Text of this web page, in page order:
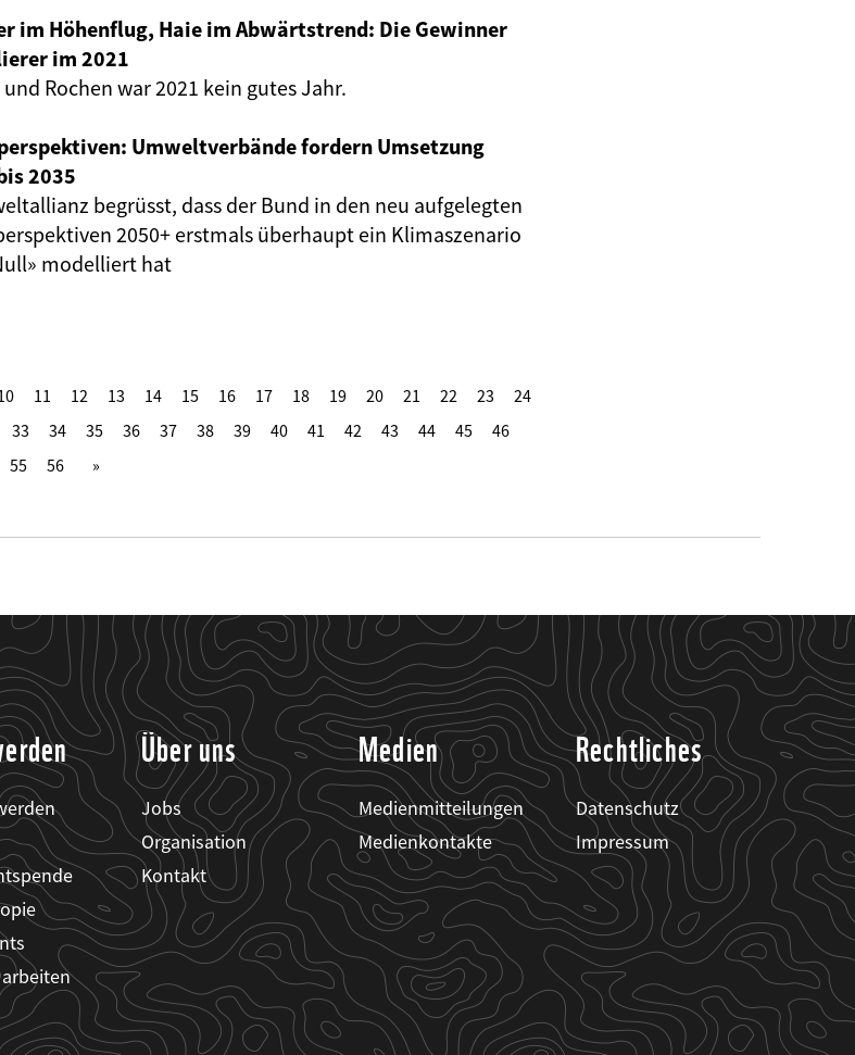
im Höhenflug, Haie im Abwärtstrend: Die Gewinner
im 2021
und Rochen war 2021 kein gutes Jahr.
Umweltverbände fordern Umsetzung
2035
begrüsst, dass der Bund in den neu aufgelegten
2050+ erstmals überhaupt ein Klimaszenario
modelliert hat
11 12 13 14 15 16 17 18 19 20 21 22 23
24
33 34 35 36 37 38 39 40 41 42 43 44 45
46
55 56
Über uns
Jobs
Organisation
Kontakt
Medien
Medienmitteilungen
Medienkontakte
Rechtliches
Datenschutz
Impressum